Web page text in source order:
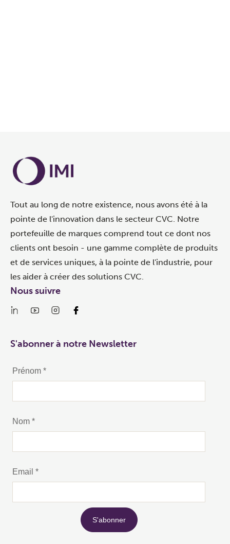
Tout au long de notre existence, nous avons été à la
pointe de l'innovation dans le secteur CVC. Notre
portefeuille de marques comprend tout ce dont nos
clients ont besoin - une gamme complète de produits
et de services uniques, à la pointe de l'industrie, pour
les aider à créer des solutions CVC.
Nous suivre
S'abonner à notre Newsletter